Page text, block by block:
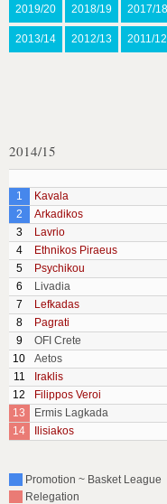
2019/20 2018/19 2017/18
2013/14 2012/13 2011/12
2014/15
1
Kavala
2
Arkadikos
3
Lavrio
4
Ethnikos Piraeus
5
Psychikou
6
Livadia
7
Lefkadas
8
Pagrati
9
OFI Crete
10
Aetos
11
Iraklis
12
Filippos Veroi
13
Ermis Lagkada
14
Ilisiakos
Promotion ~ Basket League
Relegation